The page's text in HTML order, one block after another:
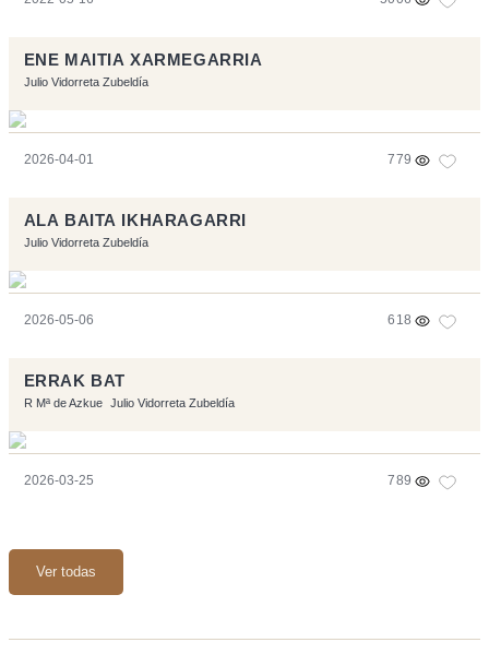
ENE MAITIA XARMEGARRIA
Julio Vidorreta Zubeldía
2026-04-01 779
ALA BAITA IKHARAGARRI
Julio Vidorreta Zubeldía
2026-05-06 618
ERRAK BAT
R Mª de Azkue Julio Vidorreta Zubeldía
2026-03-25 789
Ver todas